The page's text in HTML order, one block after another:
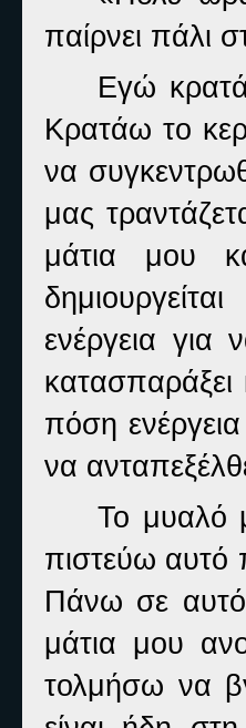
παίρνει πάλι
Εγώ
Κρατάω το
να
μας
μάτια μου
ενέργεια για
πόση
να
Το μυαλό
πιστεύω αυτό
Πάνω σε αυτό
μάτια μου
τολμήσω να